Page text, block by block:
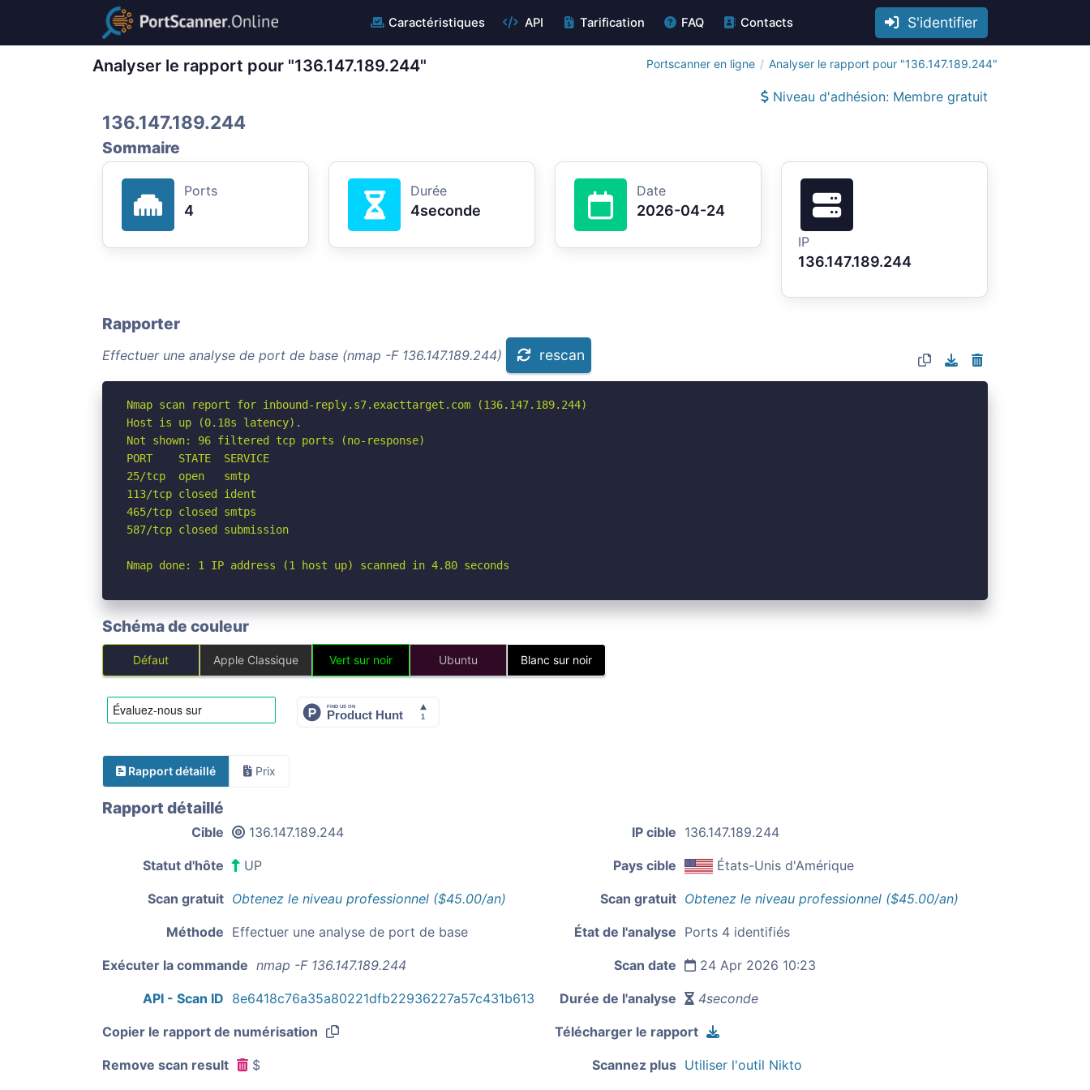
Caractéristiques API Tarification FAQ Contacts S'identifier
Analyser le rapport pour "136.147.189.244" Portscanner en ligne Analyser le rapport pour "136.147.189.244"
Niveau d'adhésion: Membre gratuit
136.147.189.244
Sommaire
Ports
4
Durée
4seconde
Date
2026-04-24
IP
136.147.189.244
Rapporter
Effectuer une analyse de port de base (nmap -F 136.147.189.244) rescan
Nmap scan report for inbound-reply.s7.exacttarget.com (136.147.189.244)
Host is up (0.18s latency).
Not shown: 96 filtered tcp ports (no-response)
PORT    STATE  SERVICE
25/tcp  open   smtp
113/tcp closed ident
465/tcp closed smtps
587/tcp closed submission
Nmap done: 1 IP address (1 host up) scanned in 4.80 seconds
Schéma de couleur
Défaut Apple Classique Vert sur noir Ubuntu Blanc sur noir
Rapport détaillé Prix
Rapport détaillé
Cible 136.147.189.244 IP cible 136.147.189.244
Statut d'hôte UP Pays cible États-Unis d'Amérique
Scan gratuit Obtenez le niveau professionnel ($45.00/an) Scan gratuit Obtenez le niveau professionnel ($45.00/an)
Méthode Effectuer une analyse de port de base État de l'analyse Ports 4 identifiés
Exécuter la commande nmap -F 136.147.189.244 Scan date 24 Apr 2026 10:23
API - Scan ID 8e6418c76a35a80221dfb22936227a57c431b613 Durée de l'analyse 4seconde
Copier le rapport de numérisation Télécharger le rapport
Remove scan result $ Scannez plus Utiliser l'outil Nikto